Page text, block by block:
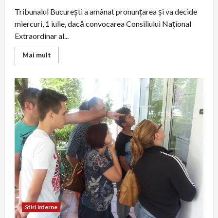
Tribunalul București a amânat pronunțarea și va decide
miercuri, 1 iulie, dacă convocarea Consiliului Național
Extraordinar al...
Mai mult
more
București
amână
pentru
iulie
decizia
privind
legalitatea
Consiliului
Național
Extraordinar
al
PNL
Stiri interne